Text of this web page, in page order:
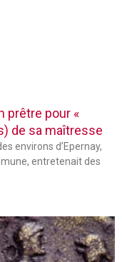
prêtre pour «
de sa maîtresse
environs d’Epernay,
entretenait des